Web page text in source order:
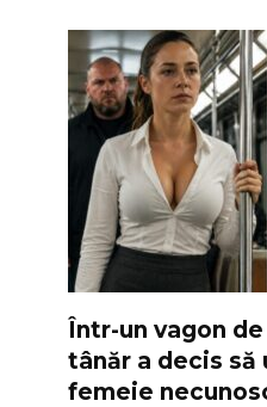
Într-un vagon
tânăr a decis să
femeie